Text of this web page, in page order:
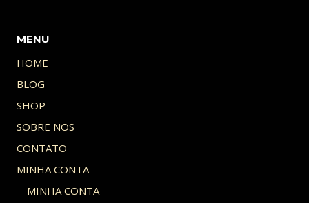
MENU
HOME
BLOG
SHOP
SOBRE NOS
CONTATO
MINHA CONTA
MINHA CONTA